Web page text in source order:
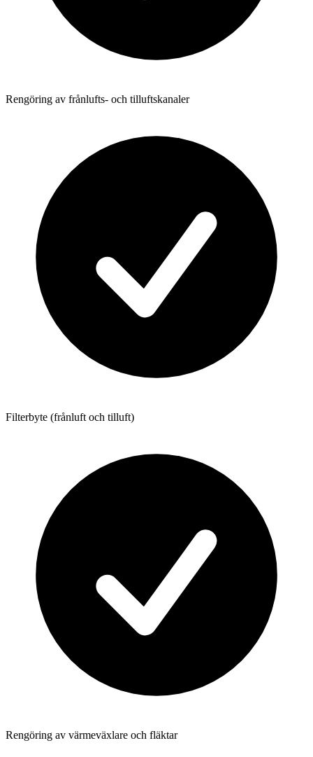
Rengöring av frånlufts- och tilluftskanaler
Filterbyte (frånluft och tilluft)
Rengöring av värmeväxlare och fläktar